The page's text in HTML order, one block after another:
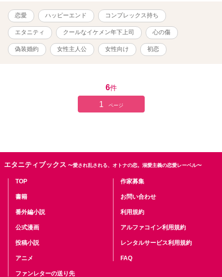
恋愛 ハッピーエンド コンプレックス持ち
エタニティ クールなイケメン年下上司 心の傷
偽装婚約 女性主人公 女性向け 初恋
6件
1 ページ
エタニティブックス 〜愛され乱される、オトナの恋。溺愛主義の恋愛レーベル〜
TOP
書籍
番外編小説
公式漫画
投稿小説
アニメ
ファンレターの送り先
作家募集
お問い合わせ
利用規約
アルファコイン利用規約
レンタルサービス利用規約
FAQ